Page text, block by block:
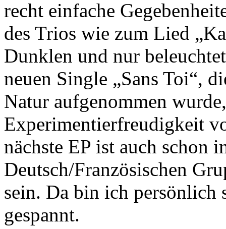
recht einfache
des Trios wie zum Lied
Dunklen und nur
neuen Single „Sans Toi“,
Natur aufgenommen
Experimentierfreudigkeit
nächste EP ist auch schon
Deutsch/Französischen
sein. Da bin ich persönlich
gespannt.